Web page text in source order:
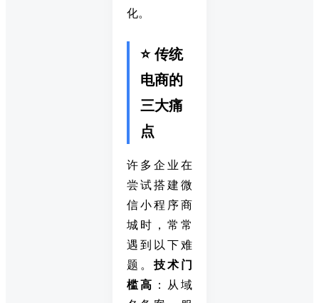
化。
⭐ 传统
电商的
三大痛
点
许多企业在
尝试搭建微
信小程序商
城时，常常
遇到以下难
题。 技术门
槛高 ：从域